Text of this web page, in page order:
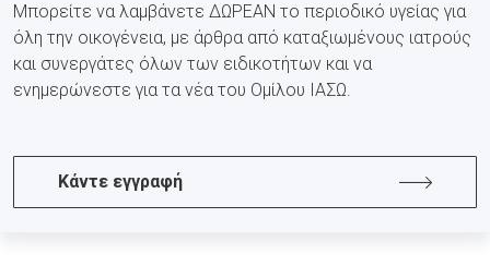
Μπορείτε να λαμβάνετε ΔΩΡΕΑΝ το περιοδικό υγείας για
όλη την οικογένεια, με άρθρα από καταξιωμένους ιατρούς
και συνεργάτες όλων των ειδικοτήτων και να
ενημερώνεστε για τα νέα του Ομίλου ΙΑΣΩ.
Κάντε εγγραφή